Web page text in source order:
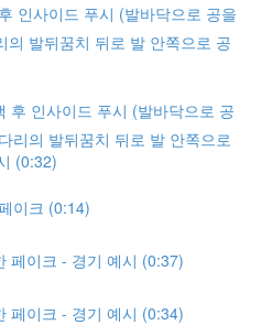
인사이드 푸시 (발바닥으로 공을
의 발뒤꿈치 뒤로 발 안쪽으로 공
후 인사이드 푸시 (발바닥으로 공
리의 발뒤꿈치 뒤로 발 안쪽으로
(0:32)
이크 (0:14)
페이크 - 경기 예시 (0:37)
페이크 - 경기 예시 (0:34)